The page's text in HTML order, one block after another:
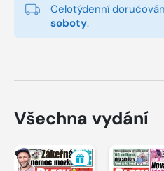
Celotýdenní
soboty.
Všechna vydání